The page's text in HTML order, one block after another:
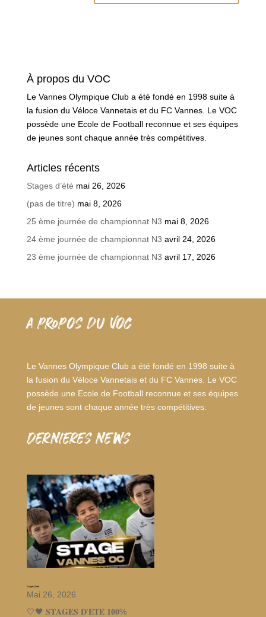
À propos du VOC
Le Vannes Olympique Club a été fondé en 1998 suite à
la fusion du Véloce Vannetais et du FC Vannes. Le VOC
possède une Ecole de Football reconnue et ses équipes
de jeunes sont chaque année très compétitives.
Articles récents
Stages d’été mai 26, 2026
(pas de titre) mai 8, 2026
25 ème journée de championnat N3 mai 8, 2026
24 ème journée de championnat N3 avril 24, 2026
23 ème journée de championnat N3 avril 17, 2026
A PROPOS DU VOC
Le Vannes Olympique Club a été fondé en 1998 suite à
la fusion du Véloce Vannetais et du FC Vannes. Le VOC
possède une Ecole de Football reconnue et ses équipes
de jeunes sont chaque année très compétitives.
dernieres news
Stages d’été
Mai 26, 2026
🤍🖤 𝐒𝐓𝐀𝐆𝐄𝐒 𝐃’𝐄́𝐓𝐄́ 𝟏𝟎𝟎%